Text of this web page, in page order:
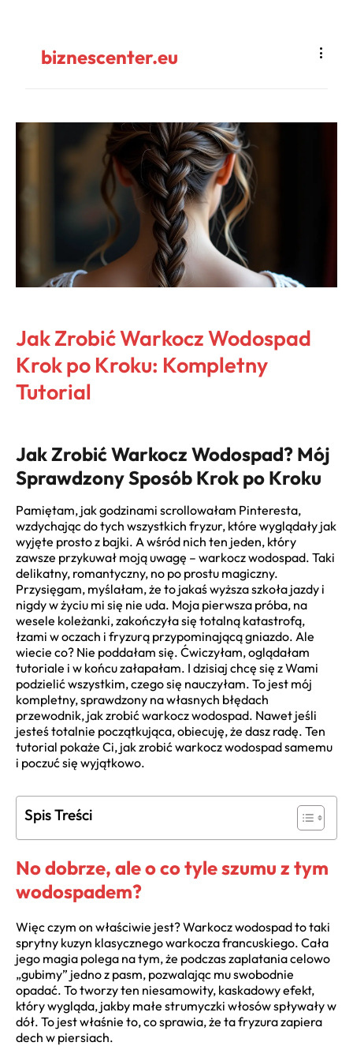
biznescenter.eu
Jak Zrobić Warkocz Wodospad
Krok po Kroku: Kompletny
Tutorial
Jak Zrobić Warkocz Wodospad? Mój
Sprawdzony Sposób Krok po Kroku
Pamiętam, jak godzinami scrollowałam Pinteresta,
wzdychając do tych wszystkich fryzur, które wyglądały jak
wyjęte prosto z bajki. A wśród nich ten jeden, który
zawsze przykuwał moją uwagę – warkocz wodospad. Taki
delikatny, romantyczny, no po prostu magiczny.
Przysięgam, myślałam, że to jakaś wyższa szkoła jazdy i
nigdy w życiu mi się nie uda. Moja pierwsza próba, na
wesele koleżanki, zakończyła się totalną katastrofą,
łzami w oczach i fryzurą przypominającą gniazdo. Ale
wiecie co? Nie poddałam się. Ćwiczyłam, oglądałam
tutoriale i w końcu załapałam. I dzisiaj chcę się z Wami
podzielić wszystkim, czego się nauczyłam. To jest mój
kompletny, sprawdzony na własnych błędach
przewodnik, jak zrobić warkocz wodospad. Nawet jeśli
jesteś totalnie początkująca, obiecuję, że dasz radę. Ten
tutorial pokaże Ci, jak zrobić warkocz wodospad samemu
i poczuć się wyjątkowo.
Spis Treści
No dobrze, ale o co tyle szumu z tym
wodospadem?
Więc czym on właściwie jest? Warkocz wodospad to taki
sprytny kuzyn klasycznego warkocza francuskiego. Cała
jego magia polega na tym, że podczas zaplatania celowo
„gubimy” jedno z pasm, pozwalając mu swobodnie
opadać. To tworzy ten niesamowity, kaskadowy efekt,
który wygląda, jakby małe strumyczki włosów spływały w
dół. To jest właśnie to, co sprawia, że ta fryzura zapiera
dech w piersiach.